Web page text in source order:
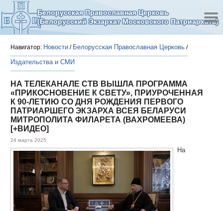
Белорусская Православная Церковь
(Белорусский Экзархат Московского Патриархата)
Навигатор: Новости / Белорусская Православная Церковь /
Издательства и СМИ
НА ТЕЛЕКАНАЛЕ СТВ ВЫШЛА ПРОГРАММА
«ПРИКОСНОВЕНИЕ К СВЕТУ», ПРИУРОЧЕННАЯ
К 90-ЛЕТИЮ СО ДНЯ РОЖДЕНИЯ ПЕРВОГО
ПАТРИАРШЕГО ЭКЗАРХА ВСЕЯ БЕЛАРУСИ
МИТРОПОЛИТА ФИЛАРЕТА (ВАХРОМЕЕВА)
[+ВИДЕО]
24 марта 2025
На